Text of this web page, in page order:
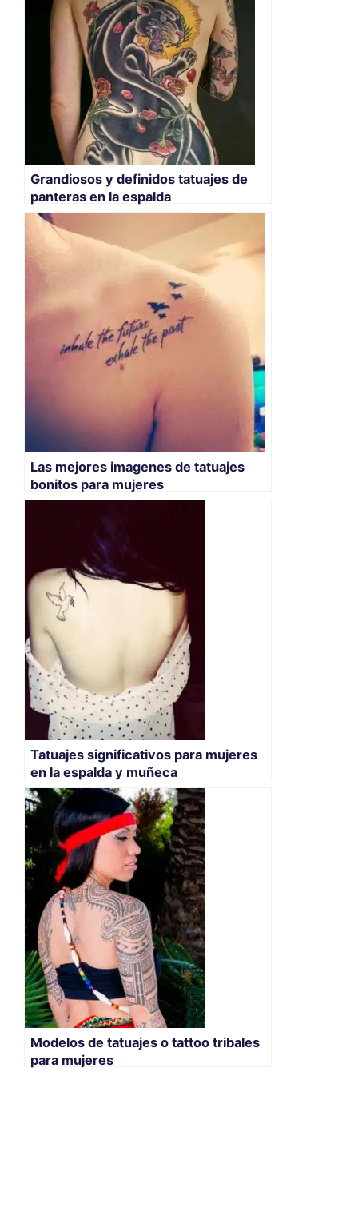
Grandiosos y definidos tatuajes de
panteras en la espalda
Las mejores imagenes de tatuajes
bonitos para mujeres
Tatuajes significativos para mujeres
en la espalda y muñeca
Modelos de tatuajes o tattoo tribales
para mujeres